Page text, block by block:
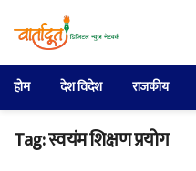
होम देश विदेश राजकीय
Tag:स्वयंम शिक्षण प्रयोग